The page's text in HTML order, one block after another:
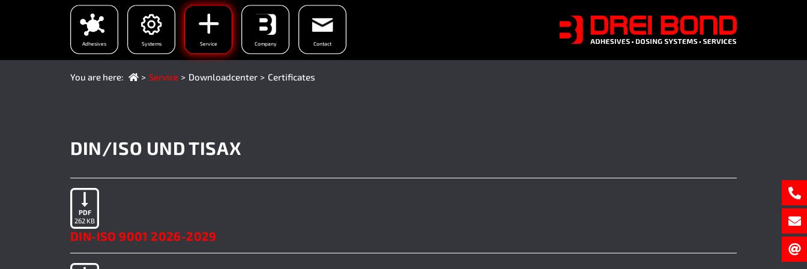
Adhesives Systems Service Company Contact
You are here: Service Downloadcenter Certificates(current language)
DIN/ISO UND TISAX
PDF
262 KB
DIN-ISO 9001 2026-2029